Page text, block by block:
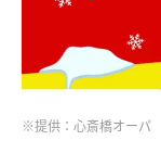
※提供：心斎橋オーパ